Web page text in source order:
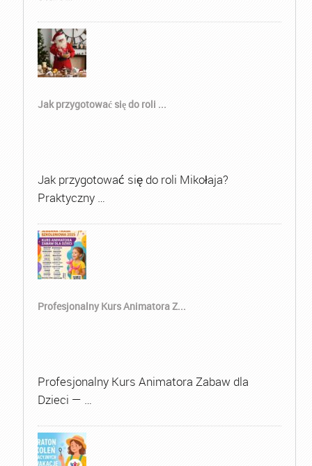
Jak przygotować się do roli ...
Jak przygotować się do roli Mikołaja?
Praktyczny …
Profesjonalny Kurs Animatora Z...
Profesjonalny Kurs Animatora Zabaw dla
Dzieci — …